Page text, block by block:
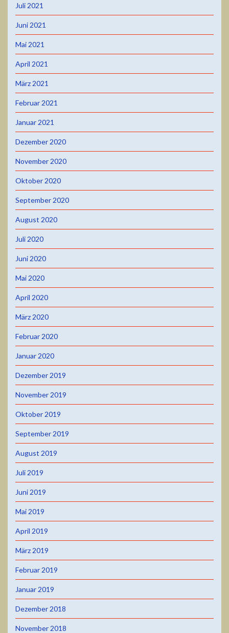
Juli 2021
Juni 2021
Mai 2021
April 2021
März 2021
Februar 2021
Januar 2021
Dezember 2020
November 2020
Oktober 2020
September 2020
August 2020
Juli 2020
Juni 2020
Mai 2020
April 2020
März 2020
Februar 2020
Januar 2020
Dezember 2019
November 2019
Oktober 2019
September 2019
August 2019
Juli 2019
Juni 2019
Mai 2019
April 2019
März 2019
Februar 2019
Januar 2019
Dezember 2018
November 2018